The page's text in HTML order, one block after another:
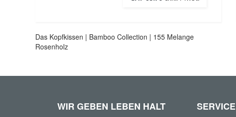
Das Kopfkissen | Bamboo Collection | 155 Melange
Rosenholz
WIR GEBEN LEBEN HALT SERVICE